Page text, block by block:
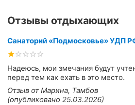
Отзывы отдыхающих
Санаторий «Подмосковье» УДП
Надеюсь, мои змечания будут
перед тем как ехать в это место.
Отзыв от Марина, Тамбов
(опубликовано 25.03.2026)